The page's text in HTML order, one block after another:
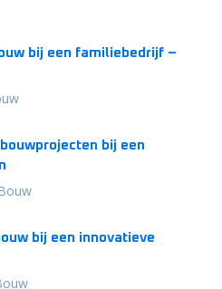
bij een familiebedrijf –
bij een
bij een innovatieve